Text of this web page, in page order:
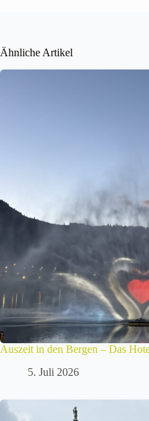
Ähnliche Artikel
Auszeit in den Bergen – Das
5. Juli 2026